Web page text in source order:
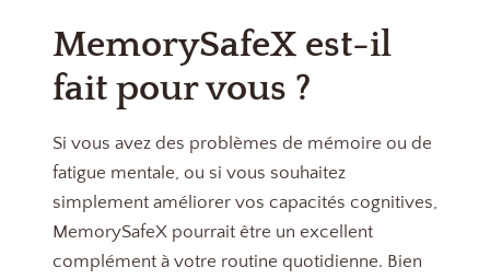
MemorySafeX est-il
fait pour vous ?
Si vous avez des problèmes de mémoire ou de
fatigue mentale, ou si vous souhaitez
simplement améliorer vos capacités cognitives,
MemorySafeX pourrait être un excellent
complément à votre routine quotidienne. Bien